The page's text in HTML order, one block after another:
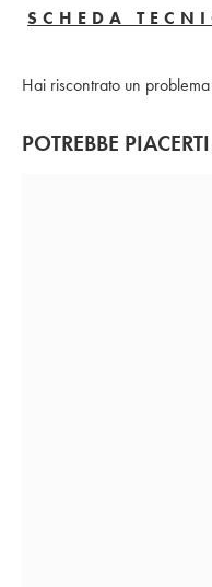
SCHEDA
Hai riscontrato un problema
POTREBBE